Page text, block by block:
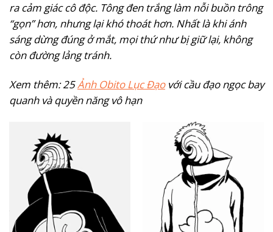
ra cảm giác cô độc. Tông đen trắng làm nỗi buồn trông
“gọn” hơn, nhưng lại khó thoát hơn. Nhất là khi ánh
sáng dừng đúng ở mắt, mọi thứ như bị giữ lại, không
còn đường lảng tránh.
Xem thêm: 25Ảnh Obito Lục Đạovới cầu đạo ngọc bay
quanh và quyền năng vô hạn